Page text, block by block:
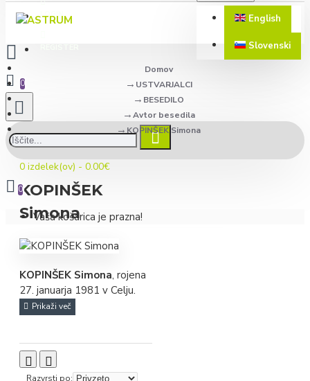
LOGIN English
Slovenski
0
0 izdelek(ov) - 0.00€
0
Vaša košarica je prazna!
Domov
USTVARJALCI
BESEDILO
Avtor besedila
KOPINŠEK Simona
KOPINŠEK
Simona
KOPINŠEK Simona, rojena
27. januarja 1981 v Celju.
Razvrsti po: